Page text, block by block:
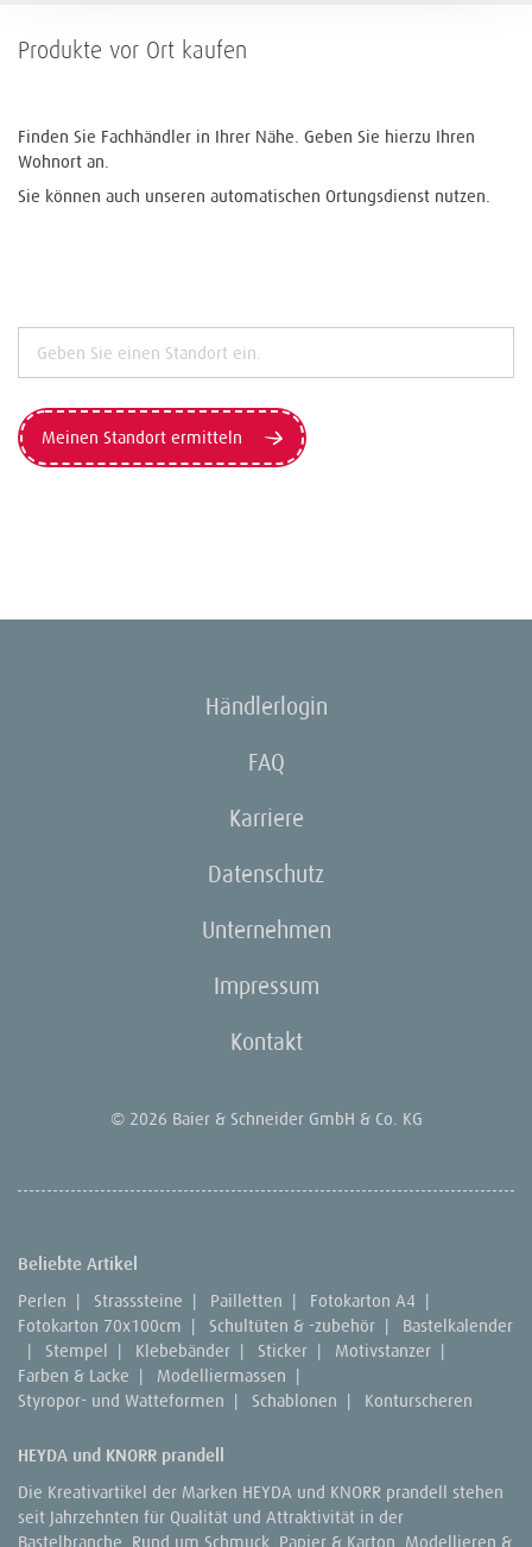
Produkte vor Ort kaufen
Finden Sie Fachhändler in Ihrer Nähe. Geben Sie hierzu Ihren
Wohnort an.
Sie können auch unseren automatischen Ortungsdienst nutzen.
Meinen Standort ermitteln
Händlerlogin
FAQ
Karriere
Datenschutz
Unternehmen
Impressum
Kontakt
© 2026 Baier & Schneider GmbH & Co. KG
Beliebte Artikel
Perlen | Strasssteine | Pailletten | Fotokarton A4 |
Fotokarton 70x100cm | Schultüten & -zubehör |
Bastelkalender
|
Stempel | Klebebänder | Sticker | Motivstanzer |
Farben & Lacke | Modelliermassen |
Styropor- und Watteformen | Schablonen | Konturscheren
HEYDA und KNORR prandell
Die Kreativartikel der Marken HEYDA und KNORR prandell stehen
seit Jahrzehnten für Qualität und Attraktivität in der
Bastelbranche. Rund um Schmuck, Papier & Karton, Modellieren &